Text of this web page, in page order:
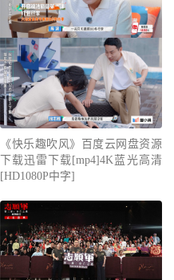
《快乐趣吹风》百度云网盘资源
下载迅雷下载[mp4]4K蓝光高清
[HD1080P中字]